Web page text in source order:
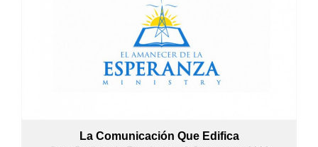
La Comunicación Que Edifica